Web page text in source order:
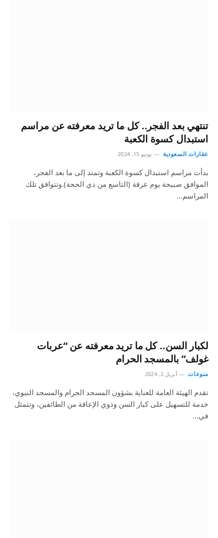
تنتهي بعد الفجر.. كل ما تريد معرفته عن مراسم
استبدال كسوة الكعبة
عقارات السعودية يونيو 15, 2024
بدأت مراسم استبدال كسوة الكعبة وتمتد إلى ما بعد الفجر،
الموافق صبيحة يوم عرفة (التاسع من ذي الحجة).وتتوافق تلك
المراسم…
لكبار السن.. كل ما تريد معرفته عن “عربات
غولف” بالمسجد الحرام
منوعات أبريل 2, 2024
تقدم الهيئة العامة للعناية بشؤون المسجد الحرام والمسجد النبوي،
خدمة للتسهيل على كبار السن وذوي الإعاقة من الطائفين، وتتمثل
في…